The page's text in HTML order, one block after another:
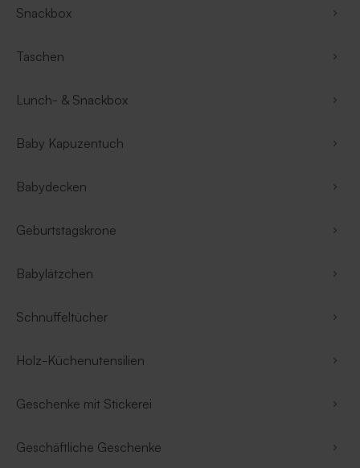
Snackbox
Taschen
Lunch- & Snackbox
Baby Kapuzentuch
Babydecken
Geburtstagskrone
Babylätzchen
Schnuffeltücher
Holz-Küchenutensilien
Geschenke mit Stickerei
Geschäftliche Geschenke